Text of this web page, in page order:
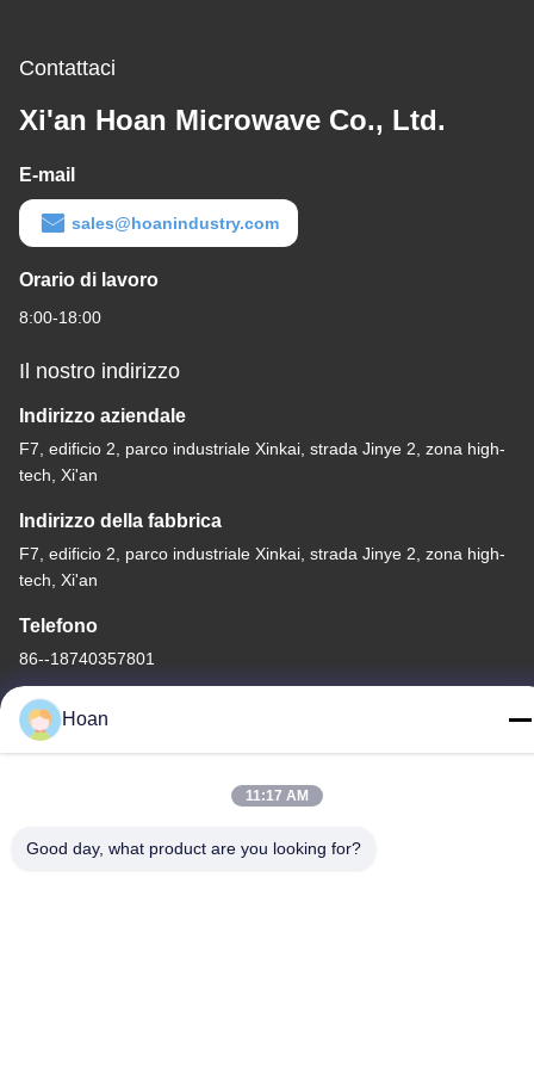
Contattaci
Xi'an Hoan Microwave Co., Ltd.
E-mail
sales@hoanindustry.com
Orario di lavoro
8:00-18:00
Il nostro indirizzo
Indirizzo aziendale
F7, edificio 2, parco industriale Xinkai, strada Jinye 2, zona high-
tech, Xi'an
Indirizzo della fabbrica
F7, edificio 2, parco industriale Xinkai, strada Jinye 2, zona high-
tech, Xi'an
Telefono
86--18740357801
Cina Buona qualità Ammortizzatore di vibrazioni del cavo
Tutti i diritti riservati.
Hoan
11:17 AM
Good day, what product are you looking for?